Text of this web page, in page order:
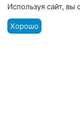
Оплата
Информация для
Меню
Используя сайт, вы
Хорошо